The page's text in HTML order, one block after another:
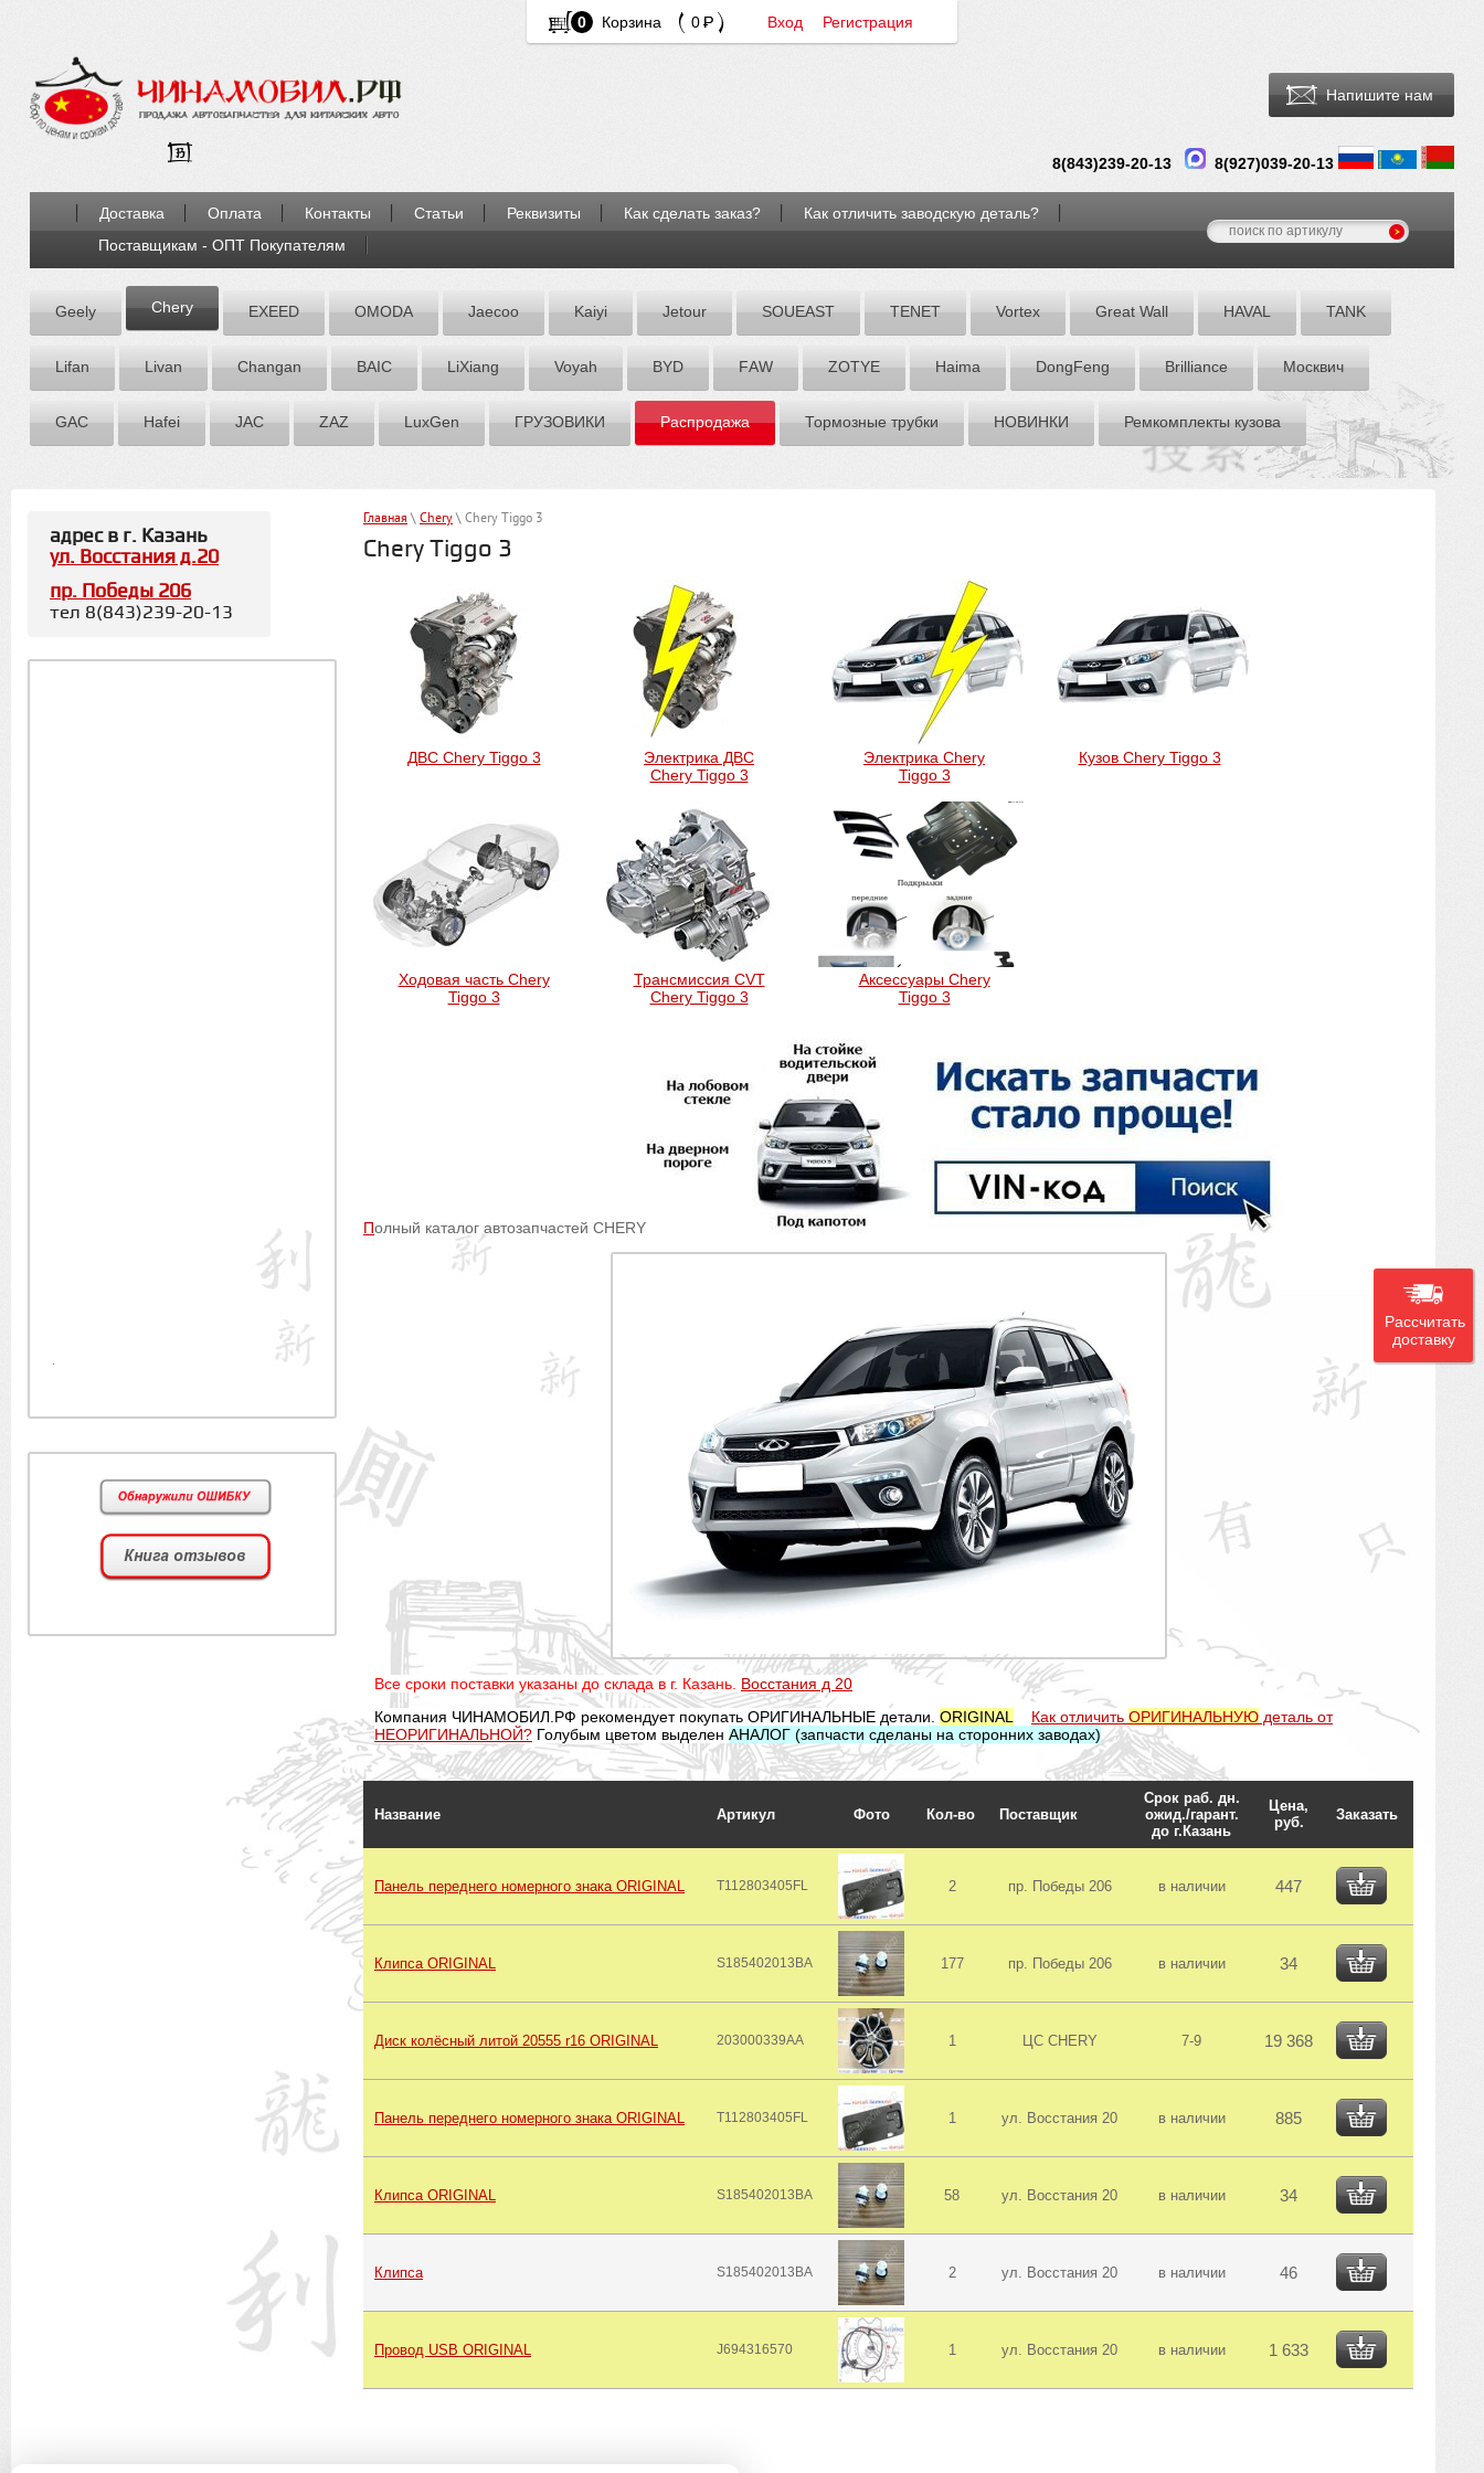
0 Корзина 0 Вход Регистрация
Напишите нам
8(843)239-20-13 8(927)039-20-13
Доставка Оплата Контакты Статьи Реквизиты Как сделать заказ?
Как отличить заводскую деталь?
Поставщикам - ОПТ Покупателям
Geely Chery EXEED OMODA Jaecoo Kaiyi Jetour SOUEAST TENET Vortex Great Wall HAVAL TANK
Lifan Livan Chаngаn BAIC LiXiang Voyah BYD FАW ZOTYE Hаimа DоngFeng Brilliance Москвич
GAC Hafei JAC ZАZ LuxGen ГРУЗОВИКИ Распродажа Тормозные трубки НОВИНКИ Ремкомплекты кузова
Главная \ Chery \ Chery Tiggo 3
Chery Tiggo 3
ДВС Chery Tiggo 3
Электрика ДВС
Chery Tiggo 3
Электрика Chery
Tiggo 3
Кузов Chery Tiggo 3
Ходовая часть Chery
Tiggo 3
Трансмиссия CVT
Chery Tiggo 3
Аксессуары Chery
Tiggo 3
Полный каталог автозапчастей CHERY
Все сроки поставки указаны до склада в г. Казань. Восстания д 20
Компания ЧИНАМОБИЛ.РФ рекомендует покупать ОРИГИНАЛЬНЫЕ детали. ORIGINAL Как отличить ОРИГИНАЛЬНУЮ деталь от
НЕОРИГИНАЛЬНОЙ? Голубым цветом выделен АНАЛОГ (запчасти сделаны на сторонних заводах)
Название Артикул Фото Кол-во Поставщик
Срок раб. дн.
ожид./гарант.
до г.Казань
Цена,
руб.
Заказать
Панель переднего номерного знака ORIGINAL T112803405FL 2 пр. Победы 206 в наличии 447
Клипса ORIGINAL S185402013BA 177 пр. Победы 206 в наличии 34
Диск колёсный литой 20555 r16 ORIGINAL 203000339AA 1 ЦС CHERY 7-9 19 368
Панель переднего номерного знака ORIGINAL T112803405FL 1 ул. Восстания 20 в наличии 885
Клипса ORIGINAL S185402013BA 58 ул. Восстания 20 в наличии 34
Клипса S185402013BA 2 ул. Восстания 20 в наличии 46
Провод USB ORIGINAL J694316570 1 ул. Восстания 20 в наличии 1 633
адрес в г. Казань
ул. Восстания д.20
пр. Победы 206
тел 8(843)239-20-13
.
Рассчитать
доставку